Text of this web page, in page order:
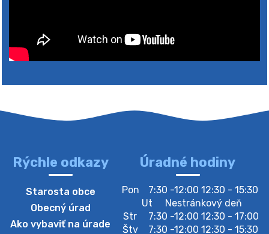
4. augusta 2026 10:05
Zberný dvor-Gyűjtőudvar
bude zberný dvor zatvorený. Értesítjük a lakosokat,
Zber separovaného odpadu plastu-
Oznamujeme obyvateľom, že v stredu 05. augusta
prebehne zber separovaného odpadu plastu. Prosíme
Rýchle odkazy
Starosta obce
Obecný úrad
Ako vybaviť na úrade
Úradné hodiny
Pon
7:30 -12:00 12:30 - 15:30
Ut
Nestránkový deň
Str
7:30 -12:00 12:30 - 17:00
Štv
7:30 -12:00 12:30 - 15:30